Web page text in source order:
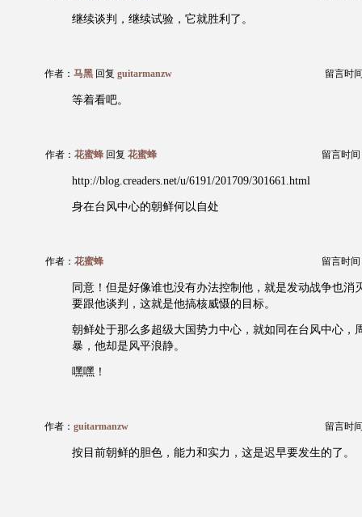
继续谈判，继续试验，它就胜利了。
作者： 马黑 回复 guitarmanzw 留言时
等着看吧。
作者： 花蜜蜂 回复 花蜜蜂 留言时间
http://blog.creaders.net/u/6191/201709/301661.html
身在台风中心的朝鲜何以自处
作者： 花蜜蜂 留言时间
同意！但是好像谁也没有办法控制他，就是发动战争也消
要跟他谈判，这就是他搞核威慑的目标。
朝鲜处于那么多超级大国势力中心，就如同在台风中心，
暴，他却是风平浪静。
嘿嘿！
作者： guitarmanzw 留言时
按目前朝鲜的胆色，能力和实力，这是迟早要发生的了。